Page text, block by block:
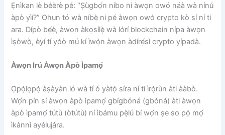
Ẹnìkan lè béèrè pé: “Ṣùgbọ́n níbo ni àwọn owó náà wà nínú
àpò yìí?” Ohun tó wà níbẹ̀ ni pé àwọn owó crypto kò sí ní ti
ara. Dípò bẹ́ẹ̀, àwọn àkọsílẹ̀ wà lórí blockchain nípa àwọn
ìṣòwò, èyí tí yóò mú kí ìwọ̀n àwọn àdírẹ́sì crypto yípadà.
Àwọn Irú Àwọn Àpò Ìpamọ́
Ọ̀pọ̀lọpọ̀ àṣàyàn ló wà tí ó yàtọ̀ síra ní ti ìrọ̀rùn àti ààbò.
Wọ́n pín sí àwọn àpò ìpamọ́ gbígbóná (gbóná) àti àwọn
àpò ìpamọ́ tútù (òtútù) ní ìbámu pẹ̀lú bí wọ́n ṣe so pọ̀ mọ́
ìkànnì ayélujára.